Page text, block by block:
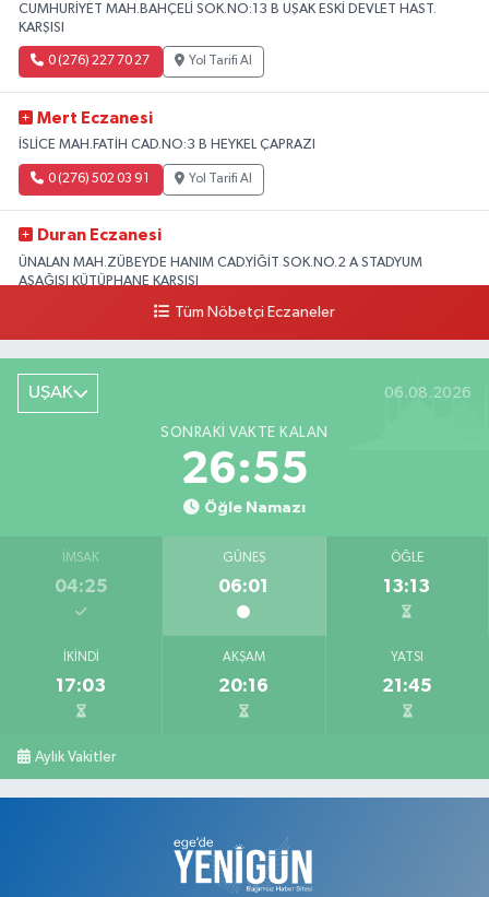
CUMHURİYET MAH.BAHÇELİ SOK.NO:13 B UŞAK ESKİ DEVLET HAST.
KARŞISI
0 (276) 227 70 27 Yol Tarifi Al
Mert Eczanesi
İSLİCE MAH.FATİH CAD.NO:3 B HEYKEL ÇAPRAZI
0 (276) 502 03 91 Yol Tarifi Al
Duran Eczanesi
ÜNALAN MAH.ZÜBEYDE HANIM CAD.YİĞİT SOK.NO.2 A STADYUM
AŞAĞISI KÜTÜPHANE KARŞISI
Yol Tarifi Al
Tüm Nöbetçi Eczaneler
UŞAK 06.08.2026
SONRAKI VAKTE KALAN
26:54
Öğle Namazı
İMSAK
04:25
GÜNEŞ
06:01
ÖĞLE
13:13
İKINDI
17:03
AKŞAM
20:16
YATSI
21:45
Aylık Vakitler